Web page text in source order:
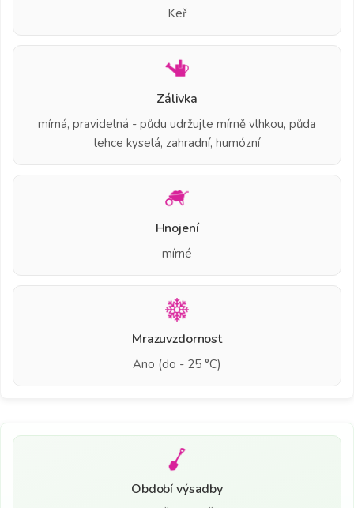
Keř
Zálivka
mírná, pravidelná - půdu udržujte mírně vlhkou, půda
lehce kyselá, zahradní, humózní
Hnojení
mírné
Mrazuvzdornost
Ano (do - 25 °C)
Období výsadby